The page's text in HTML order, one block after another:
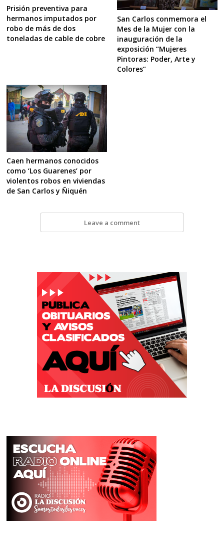
Prisión preventiva para
hermanos imputados por
robo de más de dos
toneladas de cable de cobre
San Carlos conmemora el
Mes de la Mujer con la
inauguración de la
exposición “Mujeres
Pintoras: Poder, Arte y
Colores”
Caen hermanos conocidos
como ‘Los Guarenes’ por
violentos robos en viviendas
de San Carlos y Ñiquén
Leave a comment